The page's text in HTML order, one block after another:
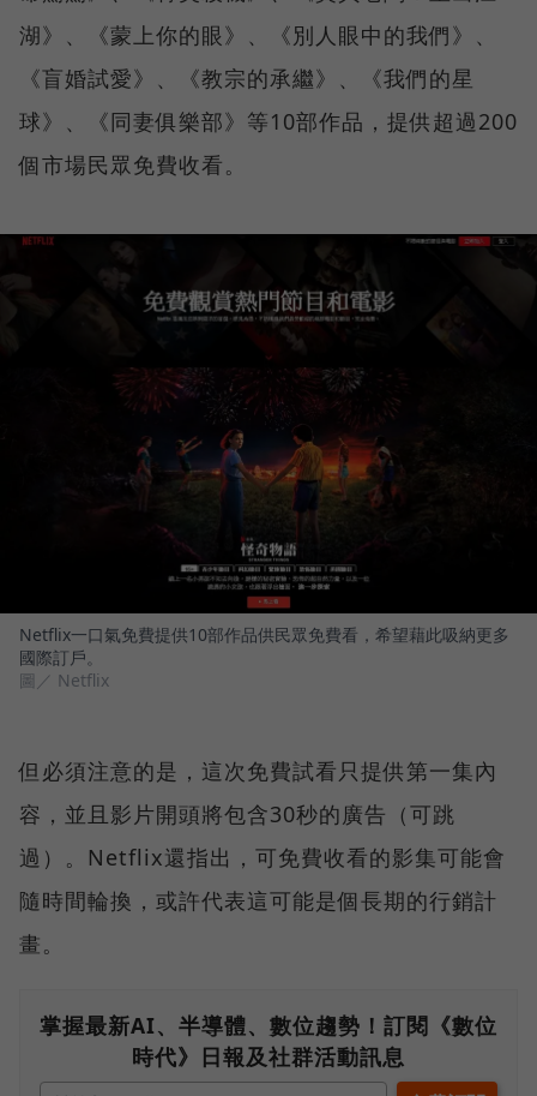
湖》、《蒙上你的眼》、《別人眼中的我們》、
《盲婚試愛》、《教宗的承繼》、《我們的星
球》、《同妻俱樂部》等10部作品，提供超過200
個市場民眾免費收看。
Netflix一口氣免費提供10部作品供民眾免費看，希望藉此吸納更多
國際訂戶。
圖／ Netflix
但必須注意的是，這次免費試看只提供第一集內
容，並且影片開頭將包含30秒的廣告（可跳
過）。Netflix還指出，可免費收看的影集可能會
隨時間輪換，或許代表這可能是個長期的行銷計
畫。
掌握最新AI、半導體、數位趨勢！訂閱《數位
時代》日報及社群活動訊息